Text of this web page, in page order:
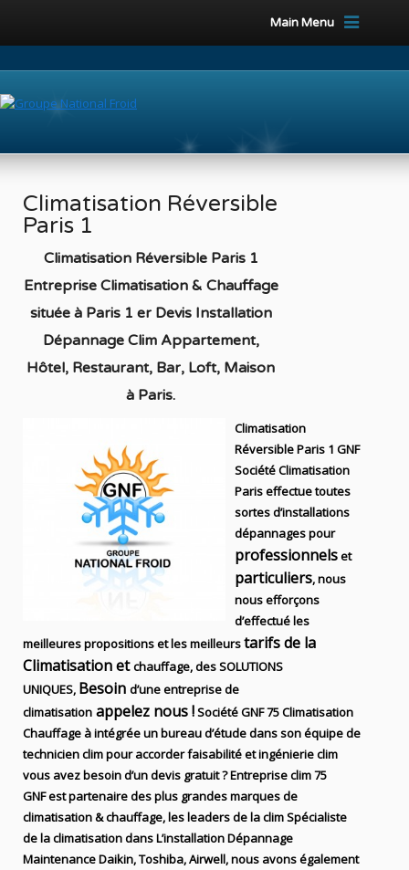
Main Menu
Climatisation Réversible
Paris 1
Climatisation Réversible Paris 1
Entreprise Climatisation & Chauffage
située à Paris 1 er Devis Installation
Dépannage Clim Appartement,
Hôtel, Restaurant, Bar, Loft, Maison
à Paris.
Climatisation
Réversible Paris 1 GNF
Société Climatisation
Paris effectue toutes
sortes d’installations
dépannages pour
professionnelset
particuliers, nous
nous efforçons
d’effectué les
meilleures propositions et les meilleurstarifs de la
Climatisation etchauffage, des SOLUTIONS
UNIQUES, Besoind’une entreprise de
climatisation appelez nous !SociétéGNF 75Climatisation
Chauffage à intégrée un bureau d’étude dans son équipe de
technicienclimpour accorder faisabilité et ingénierieclim
vous avez besoin d’un devis gratuit ? Entreprise clim75
GNFest partenaire des plus grandes marques de
climatisation & chauffage, les leadersde laclim Spécialiste
dela climatisation dansL’installationDépannage
Maintenance Daikin, Toshiba, Airwell, nous avons également